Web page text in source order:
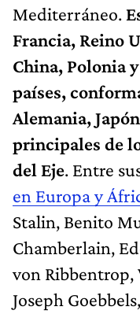
Mediterráneo.
Francia, Reino
China, Polonia
países,
Alemania,
principales de
del Eje. Entre
en Europa y
Stalin, Benito
Chamberlain,
von Ribbentrop,
Joseph